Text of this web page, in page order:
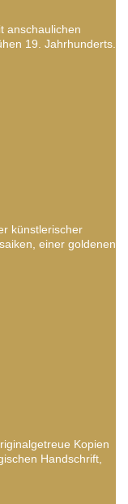
anschaulichen
19. Jahrhunderts.
künstlerischer
einer goldenen
Kopien
Handschrift,